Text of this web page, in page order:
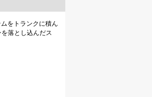
をトランクに積ん
落とし込んだス